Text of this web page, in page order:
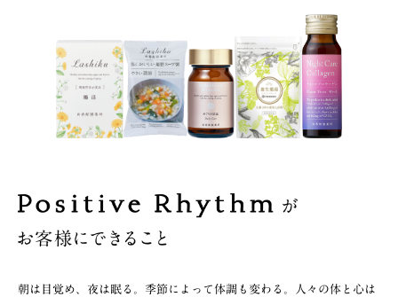
朝は目覚め、夜は眠る。季節によって体調も変わる。人々の体と心は